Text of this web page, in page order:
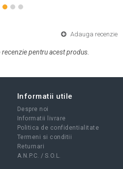
Adauga recenzie
pentru acest produs.
Informatii utile
Despre noi
Informatii livrare
Politica de confidentialitate
Termeni si conditii
Returnari
A.N.P.C. / S.O.L.